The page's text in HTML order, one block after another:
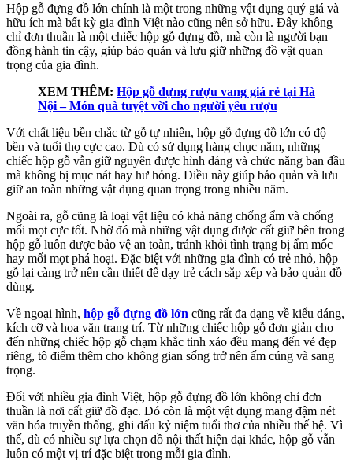
Hộp gỗ đựng đồ lớn chính là một trong những vật dụng quý giá và
hữu ích mà bất kỳ gia đình Việt nào cũng nên sở hữu. Đây không
chỉ đơn thuần là một chiếc hộp gỗ đựng đồ, mà còn là người bạn
đồng hành tin cậy, giúp bảo quản và lưu giữ những đồ vật quan
trọng của gia đình.
XEM THÊM: Hộp gỗ đựng rượu vang giá rẻ tại Hà
Nội – Món quà tuyệt vời cho người yêu rượu
Với chất liệu bền chắc từ gỗ tự nhiên, hộp gỗ đựng đồ lớn có độ
bền và tuổi thọ cực cao. Dù có sử dụng hàng chục năm, những
chiếc hộp gỗ vẫn giữ nguyên được hình dáng và chức năng ban đầu
mà không bị mục nát hay hư hỏng. Điều này giúp bảo quản và lưu
giữ an toàn những vật dụng quan trọng trong nhiều năm.
Ngoài ra, gỗ cũng là loại vật liệu có khả năng chống ẩm và chống
mối mọt cực tốt. Nhờ đó mà những vật dụng được cất giữ bên trong
hộp gỗ luôn được bảo vệ an toàn, tránh khỏi tình trạng bị ẩm mốc
hay mối mọt phá hoại. Đặc biệt với những gia đình có trẻ nhỏ, hộp
gỗ lại càng trở nên cần thiết để dạy trẻ cách sắp xếp và bảo quản đồ
dùng.
Về ngoại hình, hộp gỗ đựng đồ lớn cũng rất đa dạng về kiểu dáng,
kích cỡ và hoa văn trang trí. Từ những chiếc hộp gỗ đơn giản cho
đến những chiếc hộp gỗ chạm khắc tinh xảo đều mang đến vẻ đẹp
riêng, tô điểm thêm cho không gian sống trở nên ấm cúng và sang
trọng.
Đối với nhiều gia đình Việt, hộp gỗ đựng đồ lớn không chỉ đơn
thuần là nơi cất giữ đồ đạc. Đó còn là một vật dụng mang đậm nét
văn hóa truyền thống, ghi dấu kỷ niệm tuổi thơ của nhiều thế hệ. Vì
thế, dù có nhiều sự lựa chọn đồ nội thất hiện đại khác, hộp gỗ vẫn
luôn có một vị trí đặc biệt trong mỗi gia đình.